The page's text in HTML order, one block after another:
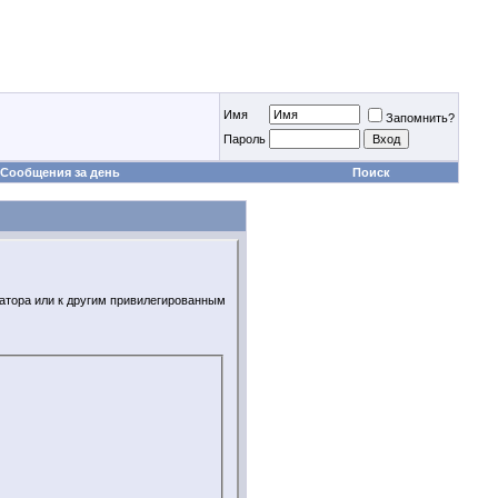
Имя
Запомнить?
Пароль
Сообщения за день Поиск
или к другим привилегированным